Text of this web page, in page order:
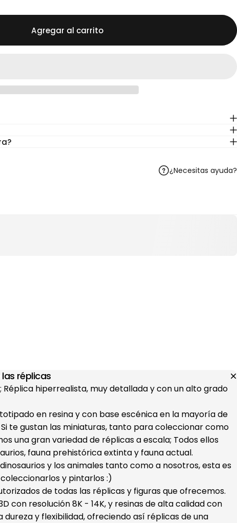
Agregar al carrito
en WhatsApp
por correo electrónico ¿Necesitas ayuda?
réplicas
; Réplica hiperrealista, muy detallada y con un alto grado
en resina y con base escénica en la mayoría de
te gustan las miniaturas, tanto para coleccionar como
una gran variedad de réplicas a escala; Todos ellos
fauna prehistórica extinta y fauna actual.
y los animales tanto como a nosotros, esta es
y pintarlos :)
de todas las réplicas y figuras que ofrecemos.
con resolución 8K - 14K, y resinas de alta calidad con
y flexibilidad, ofreciendo así réplicas de una